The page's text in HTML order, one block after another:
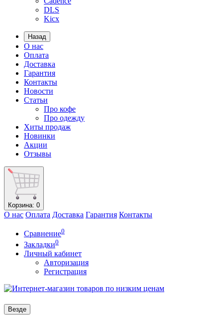
DLS
Kicx
Назад
О нас
Оплата
Доставка
Гарантия
Контакты
Новости
Статьи
Про кофе
Про одежду
Хиты продаж
Новинки
Акции
Отзывы
Корзина: 0
О нас Оплата Доставка Гарантия Контакты
Сравнение0
Закладки0
Личный кабинет
Авторизация
Регистрация
Везде